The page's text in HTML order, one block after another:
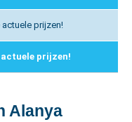
prijzen!
prijzen!
Alanya